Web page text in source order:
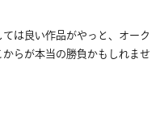
は良い作品がやっと、オーク
らが本当の勝負かもしれませ